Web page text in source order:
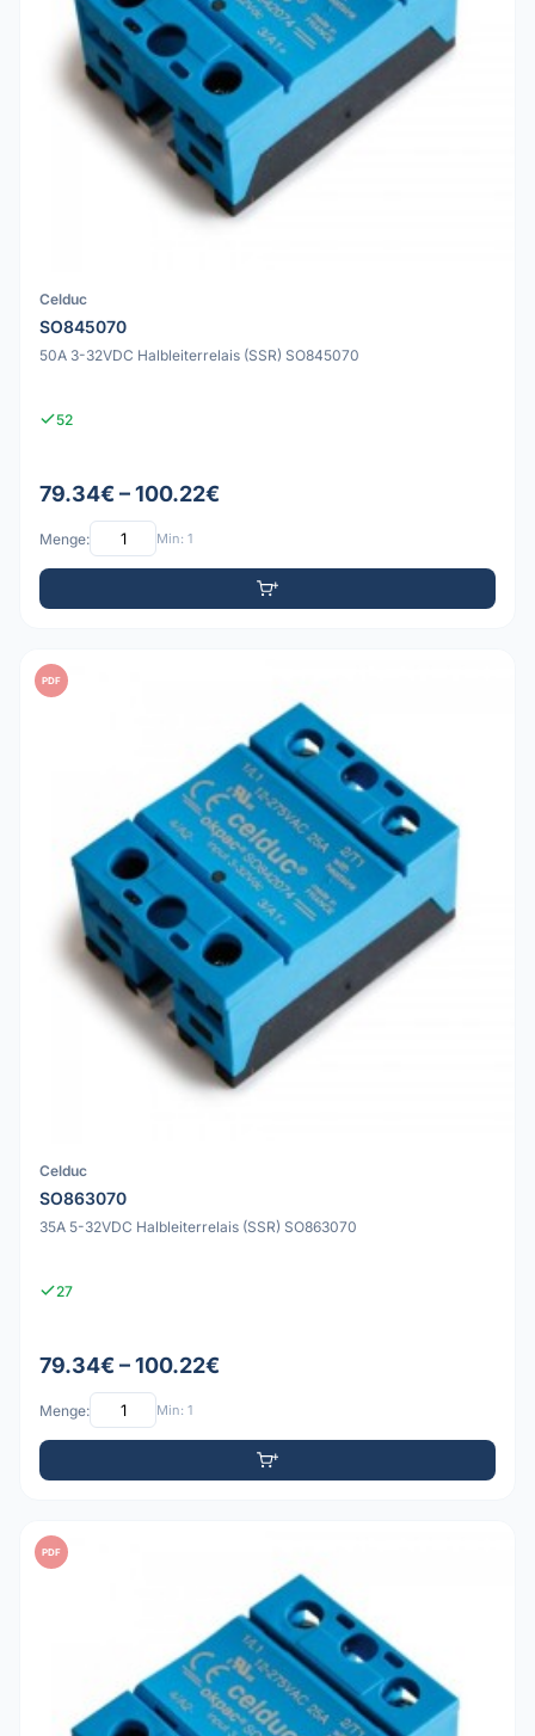
Celduc
SO845070
50A 3-32VDC Halbleiterrelais (SSR) SO845070
52
79.34€ – 100.22€
Menge: Min: 1
PDF
Celduc
SO863070
35A 5-32VDC Halbleiterrelais (SSR) SO863070
27
79.34€ – 100.22€
Menge: Min: 1
PDF